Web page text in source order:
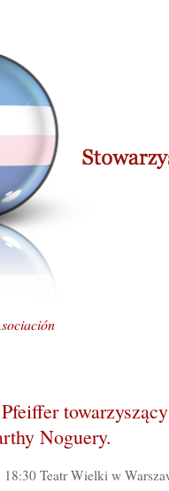
Noguery.
Teatr Wielki w